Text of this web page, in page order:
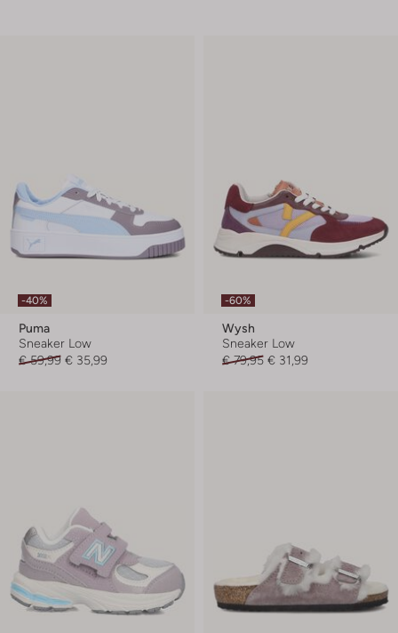
-40%
Puma
Sneaker Low
€ 59,99 € 35,99
-60%
Wysh
Sneaker Low
€ 79,95 € 31,99